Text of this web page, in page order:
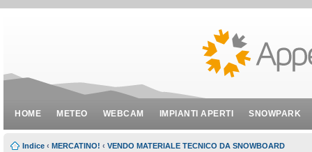
HOME METEO WEBCAM IMPIANTI APERTI SNOWPARK
Indice ‹ MERCATINO! ‹ VENDO MATERIALE TECNICO DA SNOWBOARD